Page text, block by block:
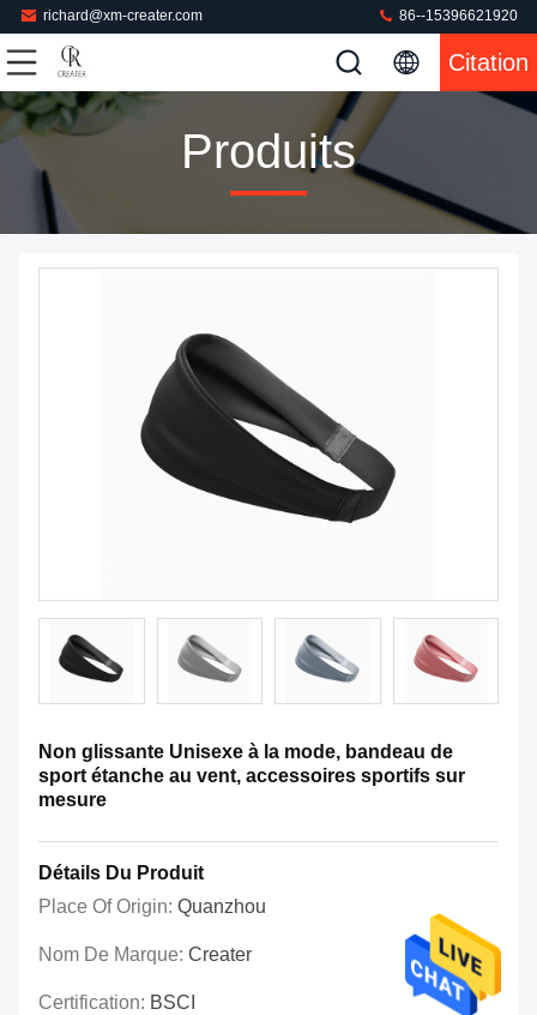
richard@xm-creater.com 86--15396621920
Citation
Produits
Non glissante Unisexe à la mode, bandeau de
sport étanche au vent, accessoires sportifs sur
mesure
Détails Du Produit
Place Of Origin: Quanzhou
Nom De Marque: Creater
Certification: BSCI